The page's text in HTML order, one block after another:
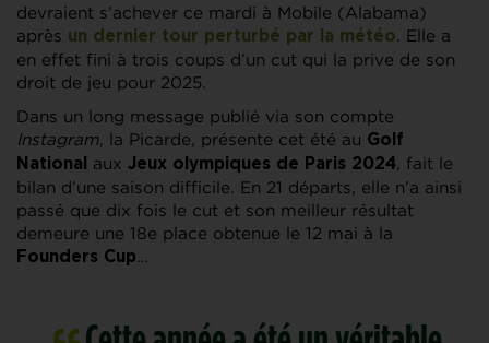
devraient s’achever ce mardi à Mobile (Alabama)
après un dernier tour perturbé par la météo. Elle a
en effet fini à trois coups d’un cut qui la prive de son
droit de jeu pour 2025.
Dans un long message publié via son compte
Instagram, la Picarde, présente cet été au Golf
National
aux Jeux olympiques de Paris 2024, fait le
bilan d’une saison difficile. En 21 départs, elle n’a ainsi
passé que dix fois le cut et son meilleur résultat
demeure une 18e place obtenue le 12 mai à la
Founders Cup…